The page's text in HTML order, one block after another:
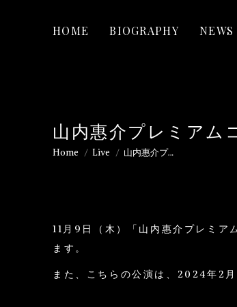
HOME BIOGRAPHY NEWS
山内惠介プレミアム
You are here:
Home Live 山内惠介プ…
11月9日（木）「山内惠介プレミア
ます。
また、こちらの公演は、2024年2